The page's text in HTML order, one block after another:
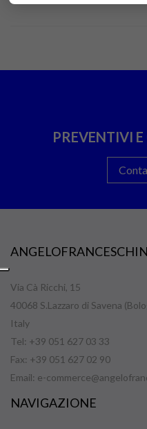
PREVENTIVI
Via Cà Ricchi, 15
40068 S.Lazzaro di Savena
Italy
Tel: +39 051 627 03 33
Fax: +39 051 627 02 90
Email: e-
NAVIGAZIONE